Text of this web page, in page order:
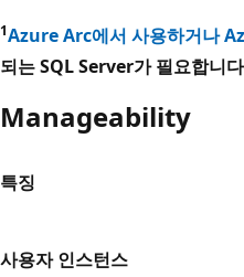
1Azure Arc에서 사용하거나
되는 SQL Server가 필요합니
Manageability
특징
사용자 인스턴스